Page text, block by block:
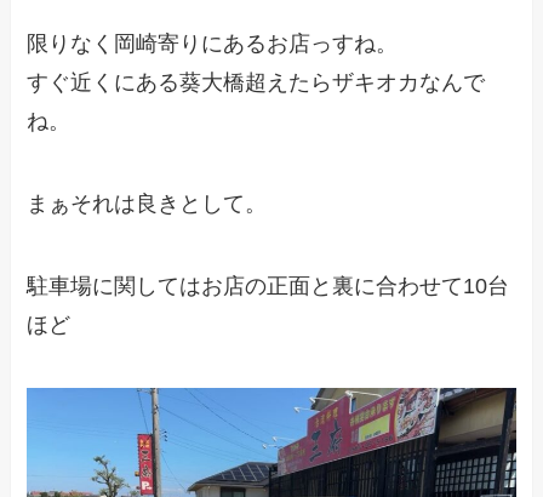
限りなく岡崎寄りにあるお店っすね。
すぐ近くにある葵大橋超えたらザキオカなんで
ね。
まぁそれは良きとして。
駐車場に関してはお店の正面と裏に合わせて10台
ほど